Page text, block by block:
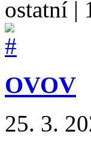
ostatní |
OVOV
25. 3.